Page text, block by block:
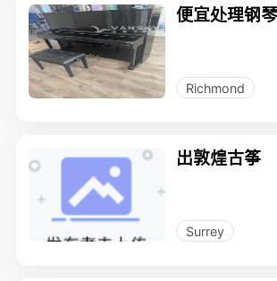
便宜处理钢琴
Richmond
出敦煌古筝
Surrey